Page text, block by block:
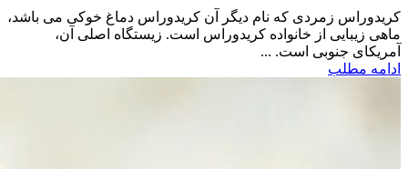
کریدوراس زمردی که نام دیگر آن کریدوراس دماغ خوکی می باشد،
ماهی زیبایی از خانواده کریدوراس است. زیستگاه اصلی آن،
آمریکای جنوبی است. ...
ادامه مطلب